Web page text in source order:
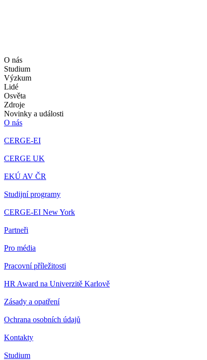
O nás
Studium
Výzkum
Lidé
Osvěta
Zdroje
Novinky a události
O nás
CERGE-EI
CERGE UK
EKÚ AV ČR
Studijní programy
CERGE-EI New York
Partneři
Pro média
Pracovní příležitosti
HR Award na Univerzitě Karlově
Zásady a opatření
Ochrana osobních údajů
Kontakty
Studium